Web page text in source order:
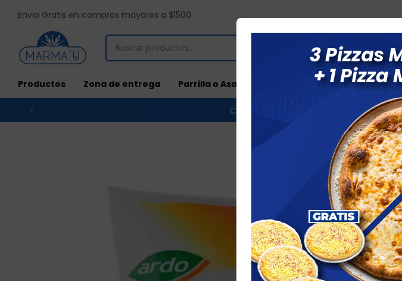
Compras menores a $ 1500 costo de
Productos Zona de entrega Parrilla o Asado Blog Ofertas
Envio Gratis en compras mayores a $1500